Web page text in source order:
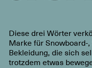
Diese drei Wörter
Marke für Snowboard-
Bekleidung, die sich
trotzdem etwas